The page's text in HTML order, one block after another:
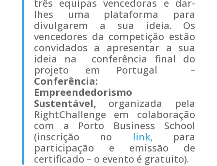
três equipas vencedoras e dar-
lhes uma plataforma para
divulgarem a sua ideia. Os
vencedores da competição estão
convidados a apresentar a sua
ideia na conferência final do
projeto em Portugal –
Conferência:
Empreendedorismo
Sustentável, organizada pela
RightChallenge em colaboração
com a Porto Business School
(inscrição no link, para
participação e emissão de
certificado – o evento é gratuito).